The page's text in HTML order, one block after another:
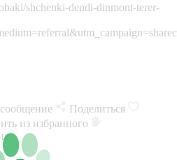
shchenki-dendi-dinmont-terer-
Поделиться
из избранного